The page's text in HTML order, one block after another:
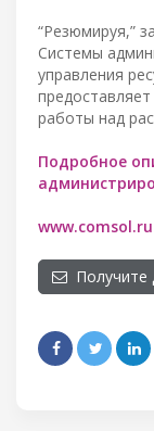
“Резюмируя,”
Системы
управления
работы над
Подробное
www.comsol.ru